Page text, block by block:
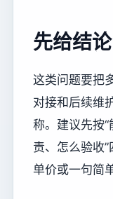
先给结论
这类问题要把
对接和后续维
称。建议先按
责、怎么验收
单价或一句简